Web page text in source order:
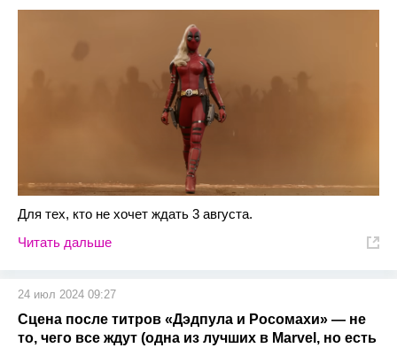
Для тех, кто не хочет ждать 3 августа.
Читать дальше
24 июл 2024 09:27
Сцена после титров «Дэдпула и Росомахи» — не
то, чего все ждут (одна из лучших в Marvel, но есть